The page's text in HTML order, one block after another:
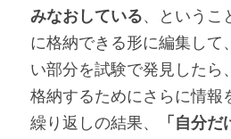
みなおしている、というこ
に格納できる形に編集して
い部分を試験で発見したら
格納するためにさらに情報
繰り返しの結果、
「自分